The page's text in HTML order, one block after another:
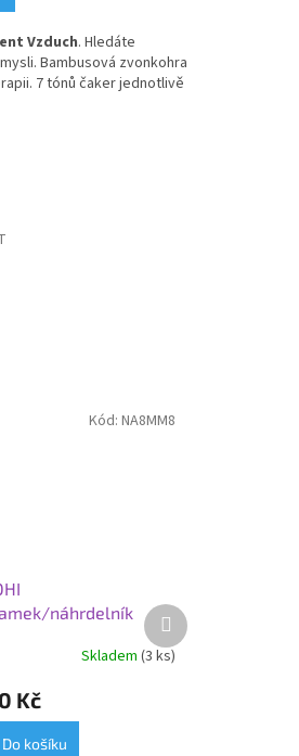
Vzduch. Hledáte
Bambusová zvonkohra
7 tónů čaker jednotlivě
náhrdelník
santalové dřevo,
Skladem (3 ks)
Kč
Do košíku
Kód: NA8MM8
Další
produkt